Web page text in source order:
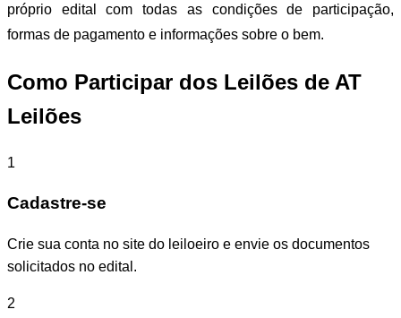
próprio edital com todas as condições de participação,
formas de pagamento e informações sobre o bem.
Como Participar dos Leilões de AT
Leilões
1
Cadastre-se
Crie sua conta no site do leiloeiro e envie os documentos
solicitados no edital.
2